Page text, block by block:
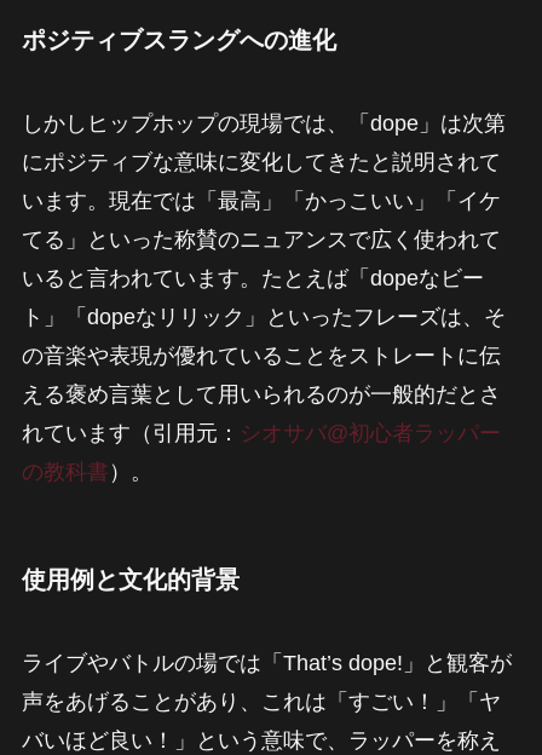
ポジティブスラングへの進化
しかしヒップホップの現場では、「dope」は次第
にポジティブな意味に変化してきたと説明されて
います。現在では「最高」「かっこいい」「イケ
てる」といった称賛のニュアンスで広く使われて
いると言われています。たとえば「dopeなビー
ト」「dopeなリリック」といったフレーズは、そ
の音楽や表現が優れていることをストレートに伝
える褒め言葉として用いられるのが一般的だとさ
れています（引用元： シオサバ@初心者ラッパー
の教科書 ）。
使用例と文化的背景
ライブやバトルの場では「That’s dope!」と観客が
声をあげることがあり、これは「すごい！」「ヤ
バいほど良い！」という意味で、ラッパーを称え